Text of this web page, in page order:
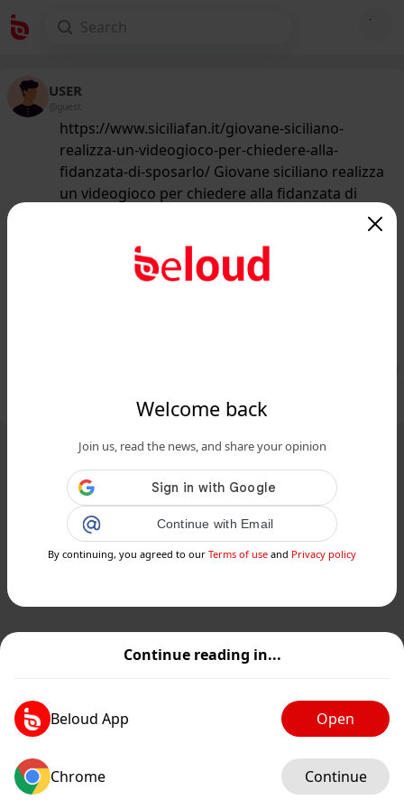
Continue reading in...
Beloud App Open
Chrome Continue
Welcome back
Join us, read the news, and share your opinion
Continue with Email
By continuing, you agreed to our Terms of use and Privacy policy
USER
@guest
https://www.siciliafan.it/giovane-siciliano-
realizza-un-videogioco-per-chiedere-alla-
fidanzata-di-sposarlo/ Giovane siciliano realizza
un videogioco per chiedere alla fidanzata di
188/50
www.siciliafan.it
Giovane siciliano realizza un